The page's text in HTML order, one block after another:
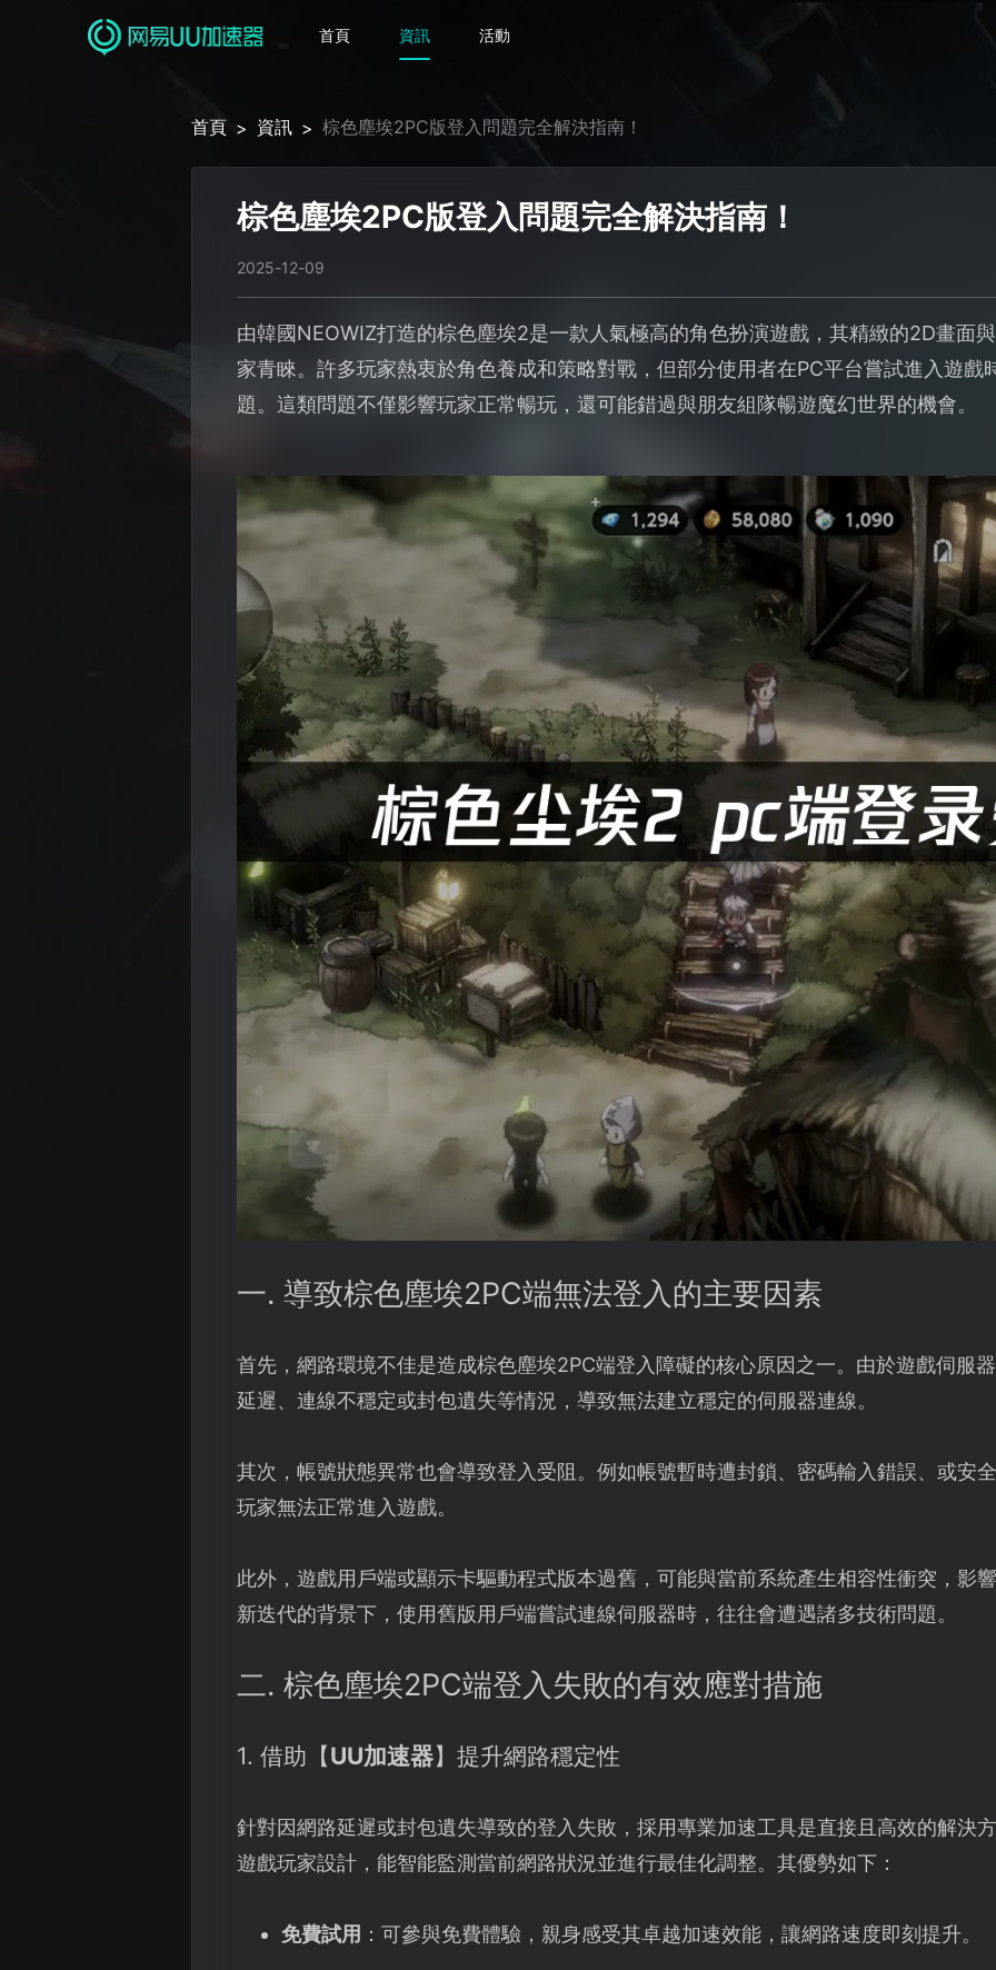
首頁 資訊 活動
首頁 > 資訊 > 棕色塵埃2PC版登入問題完全解決指南！
棕色塵埃2PC版登入問題完全解決指南！
2025-12-09
由韓國NEOWIZ打造的棕色塵埃2是一款人氣極高的角色扮演遊戲，其精緻的2D畫面
家青睞。許多玩家熱衷於角色養成和策略對戰，但部分使用者在PC平台嘗試進入遊戲
題。這類問題不僅影響玩家正常暢玩，還可能錯過與朋友組隊暢遊魔幻世界的機會。
一. 導致棕色塵埃2PC端無法登入的主要因素
首先，網路環境不佳是造成棕色塵埃2PC端登入障礙的核心原因之一。由於遊戲伺服
延遲、連線不穩定或封包遺失等情況，導致無法建立穩定的伺服器連線。
其次，帳號狀態異常也會導致登入受阻。例如帳號暫時遭封鎖、密碼輸入錯誤、或安
玩家無法正常進入遊戲。
此外，遊戲用戶端或顯示卡驅動程式版本過舊，可能與當前系統產生相容性衝突，影
新迭代的背景下，使用舊版用戶端嘗試連線伺服器時，往往會遭遇諸多技術問題。
二. 棕色塵埃2PC端登入失敗的有效應對措施
1. 借助【UU加速器】提升網路穩定性
針對因網路延遲或封包遺失導致的登入失敗，採用專業加速工具是直接且高效的解決
遊戲玩家設計，能智能監測當前網路狀況並進行最佳化調整。其優勢如下：
免費試用 ：可參與免費體驗，親身感受其卓越加速效能，讓網路速度即刻提升。